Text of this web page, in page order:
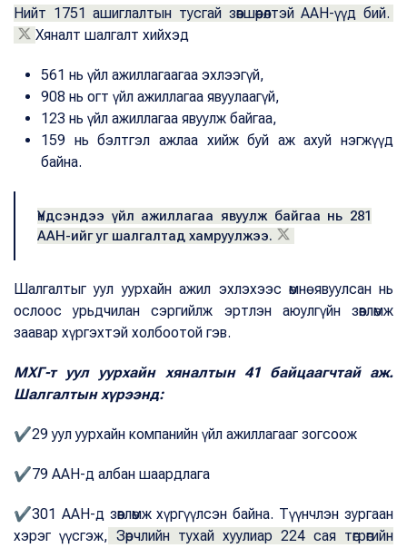
Нийт 1751 ашиглалтын тусгай зөвшөөрөлтэй ААН-үүд бий.
Хяналт шалгалт хийхэд
561 нь үйл ажиллагаагаа эхлээгүй,
908 нь огт үйл ажиллагаа явуулаагүй,
123 нь үйл ажиллагаа явуулж байгаа,
159 нь бэлтгэл ажлаа хийж буй аж ахуй нэгжүүд
байна.
Үндсэндээ үйл ажиллагаа явуулж байгаа нь 281
ААН-ийг уг шалгалтад хамруулжээ.
Шалгалтыг уул уурхайн ажил эхлэхээс өмнө явуулсан нь
ослоос урьдчилан сэргийлж эртлэн аюулгүйн зөвлөмж
заавар хүргэхтэй холбоотой гэв.
МХГ-т уул уурхайн хяналтын 41 байцаагчтай аж.
Шалгалтын хүрээнд:
✔29 уул уурхайн компанийн үйл ажиллагааг зогсоож
✔79 ААН-д албан шаардлага
✔301 ААН-д зөвлөмж хүргүүлсэн байна. Түүнчлэн зургаан
хэрэг үүсгэж, Зөрчлийн тухай хуулиар 224 сая төгрөгийн